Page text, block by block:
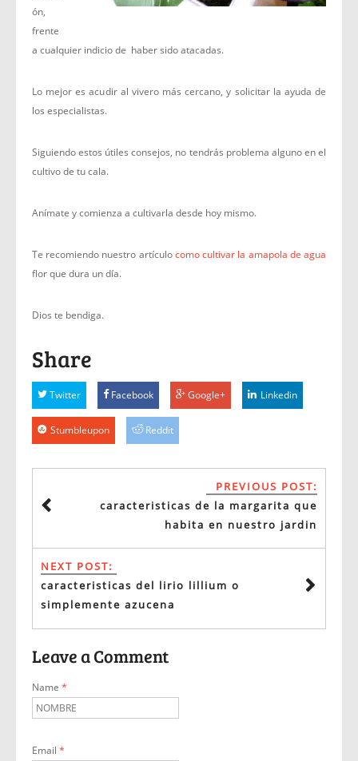
ón,
frente
a cualquier indicio de haber sido atacadas.
Lo mejor es acudir al vivero más cercano, y solicitar la ayuda de
los especialistas.
Siguiendo estos útiles consejos, no tendrás problema alguno en el
cultivo de tu cala.
Anímate y comienza a cultivarla desde hoy mismo.
Te recomiendo nuestro artículocomo cultivar la amapola de agua
flor que dura un día.
Dios te bendiga.
Share
Twitter Facebook Google+ Linkedin
Stumbleupon Reddit
PREVIOUS POST:
caracteristicas de la margarita que
habita en nuestro jardin
NEXT POST:
caracteristicas del lirio lillium o
simplemente azucena
Leave a Comment
Name *
Email *